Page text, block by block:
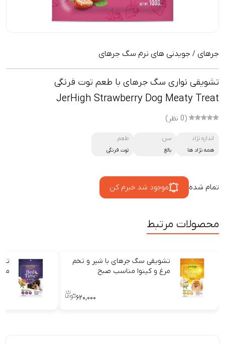
جرهای / جویدنی های نرم سگ جرهای
تشویقی نواری سگ جرهای با طعم توت فرنگی
JerHigh Strawberry Dog Meaty Treat
(0 نظر)
اندازه نژاد
همه نژاد ها
سن
بالغ
طعم
توت فرنگی
تمام شده موجود شد خبرم کن
محصولات مرتبط
تشویقی سگ جرهای با شیر و تخم
مرغ و کینوا مناسب صبح
۶۲۰,۰۰۰